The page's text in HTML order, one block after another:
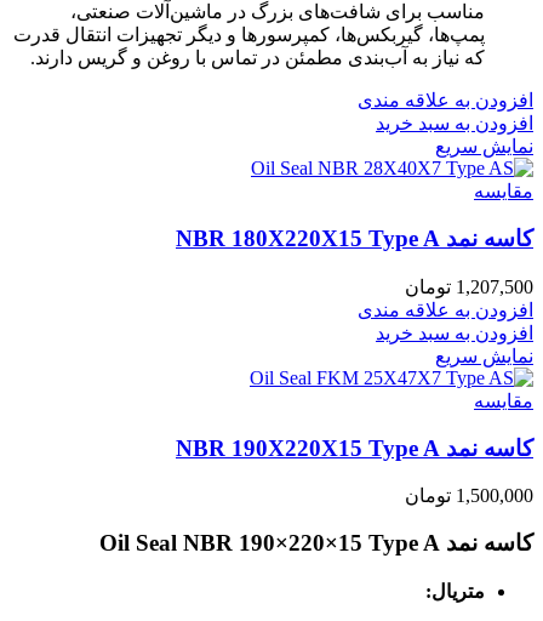
مناسب برای شافت‌های بزرگ در ماشین‌آلات صنعتی،
پمپ‌ها، گیربکس‌ها، کمپرسورها و دیگر تجهیزات انتقال قدرت
که نیاز به آب‌بندی مطمئن در تماس با روغن و گریس دارند.
افزودن به علاقه مندی
افزودن به سبد خرید
نمایش سریع
مقايسه
کاسه نمد NBR 180X220X15 Type A
1,207,500 تومان
افزودن به علاقه مندی
افزودن به سبد خرید
نمایش سریع
مقايسه
کاسه نمد NBR 190X220X15 Type A
1,500,000 تومان
کاسه نمد Oil Seal NBR 190×220×15 Type A
متریال: